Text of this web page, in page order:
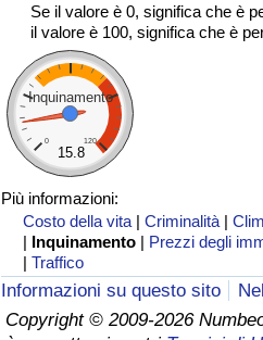
Se il valore è 0, significa che è
il valore è 100, significa che è
Inquinamento
0 120
15.8
Più informazioni:
Costo della vita |Criminalità |
| Inquinamento | Prezzi degli
|Traffico
Informazioni su questo sito
Copyright © 2009-2026
Indice del traffico per Nazione